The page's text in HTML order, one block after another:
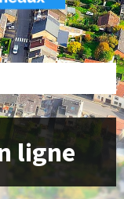
ligne